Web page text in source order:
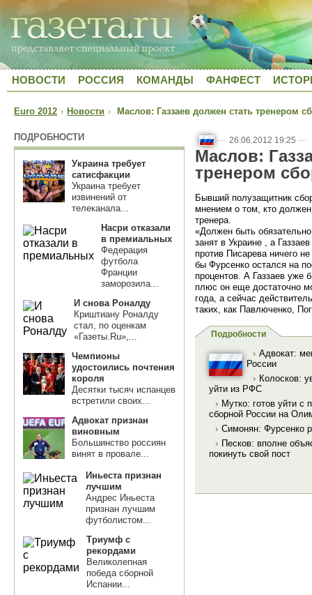
НОВОСТИ РОССИЯ КОМАНДЫ ФАНФЕСТ
Euro 2012 › Новости › Маслов: Газзаев должен стать тренером
ПОДРОБНОСТИ
Украина требует
сатисфакции
Украина требует
извинений от
телеканала...
Насри отказали
в премиальных
Федерация
футбола
Франции
заморозила...
И снова Роналду
Криштиану Роналду
стал, по оценкам
«Газеты.Ru»,...
Чемпионы
удостоились почтения
короля
Десятки тысяч испанцев
встретили своих...
Адвокат признан
виновным
Большинство россиян
винят в провале...
Иньеста признан
лучшим
Андрес Иньеста
признан лучшим
футболистом...
Триумф с
рекордами
Великолепная
победа сборной
Испании...
— 26.06.2012 19:25 —
Маслов:
тренером
Бывший полузащитник
мнением о том, кто должен
тренера.
«Должен быть
занят в Украине , а
против Писарева ничего
бы Фурсенко остался на
процентов. А Газзаев уже
плюс он еще достаточно
года, а сейчас
таких, как Павлюченко,
Подробности
› Адвокат:
России
› Колосков:
уйти из РФС
› Мутко: готов уйти с
сборной России на
› Симонян: Фурсенко
› Песков: вполне
покинуть свой пост